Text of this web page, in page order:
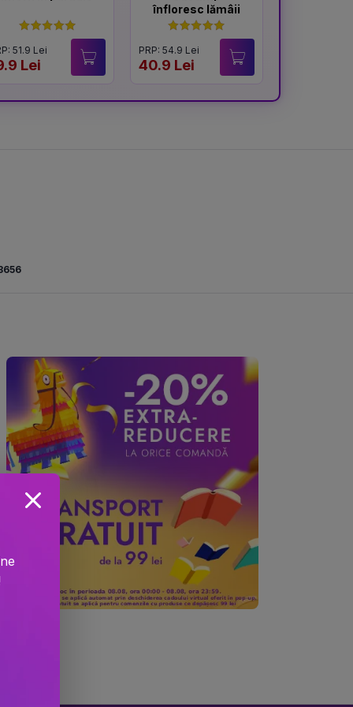
51.9 Lei
Lei
înfloresc lămâii
PRP: 54.9 Lei
40.9 Lei